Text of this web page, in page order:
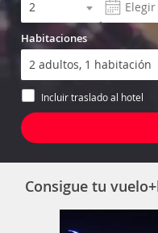
Habitaciones
Incluir traslado al hotel
Consigue tu